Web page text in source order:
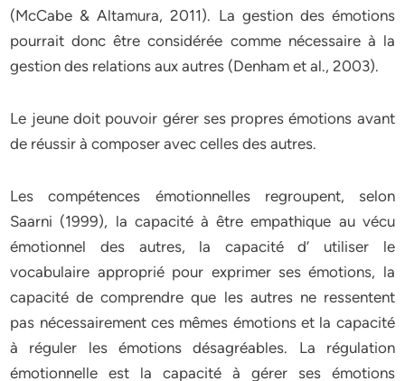
(McCabe & Altamura, 2011). La gestion des émotions
pourrait donc être considérée comme nécessaire à la
gestion des relations aux autres (Denham et al., 2003).
Le jeune doit pouvoir gérer ses propres émotions avant
de réussir à composer avec celles des autres.
Les compétences émotionnelles regroupent, selon
Saarni (1999), la capacité à être empathique au vécu
émotionnel des autres, la capacité d’ utiliser le
vocabulaire approprié pour exprimer ses émotions, la
capacité de comprendre que les autres ne ressentent
pas nécessairement ces mêmes émotions et la capacité
à réguler les émotions désagréables. La régulation
émotionnelle est la capacité à gérer ses émotions